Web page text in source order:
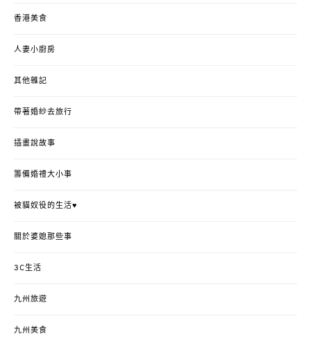
香港美食
人妻小廚房
其他雜記
帶著婚紗去旅行
插畫說故事
籌備婚禮大小事
被貓奴役的生活♥
關於婆媳那些事
3C生活
九州旅遊
九州美食